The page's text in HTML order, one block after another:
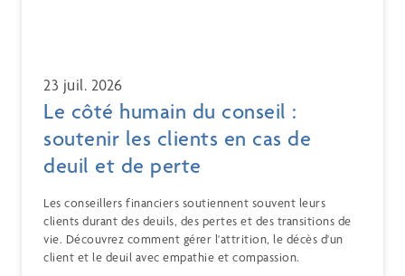
23 juil. 2026
Le côté humain du conseil :
soutenir les clients en cas de
deuil et de perte
Les conseillers financiers soutiennent souvent leurs
clients durant des deuils, des pertes et des transitions de
vie. Découvrez comment gérer l'attrition, le décès d'un
client et le deuil avec empathie et compassion.